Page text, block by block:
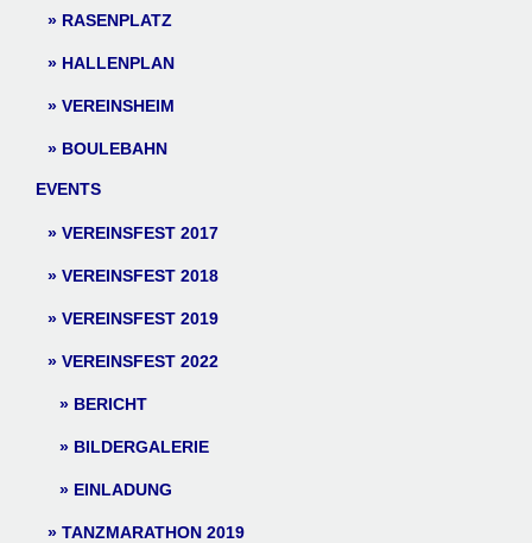
RASENPLATZ
HALLENPLAN
VEREINSHEIM
BOULEBAHN
EVENTS
VEREINSFEST 2017
VEREINSFEST 2018
VEREINSFEST 2019
VEREINSFEST 2022
BERICHT
BILDERGALERIE
EINLADUNG
TANZMARATHON 2019